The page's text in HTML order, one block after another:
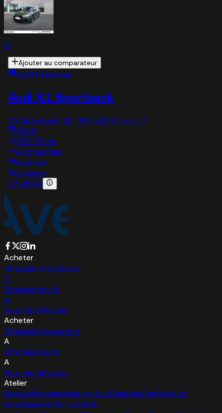
Ajouter au comparateur
AUDI Haguenau
Audi A1 Sportback
A1 Sportback 30 TFSI 116 S tronic 7
2025
15,718 km
automatique
essence
5 sieges
27 489 €
Acheter
Véhicules d'occasion
A
Véhicules neufs
A
Tous les véhicules
Acheter
Véhicules d'occasion
A
Véhicules neufs
A
Tous les véhicules
Atelier
RévisionPneumatique et roueClimatisationFreins et
amortisseursPré-contrôle